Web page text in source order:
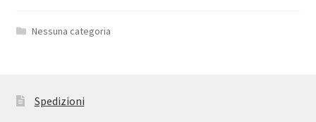
Nessuna categoria
Spedizioni